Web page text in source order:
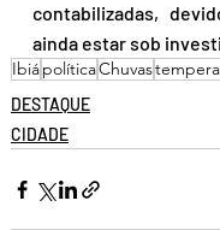
contabilizadas,
ainda estar sob
IbiápolíticaChuvas
DESTAQUE
CIDADE